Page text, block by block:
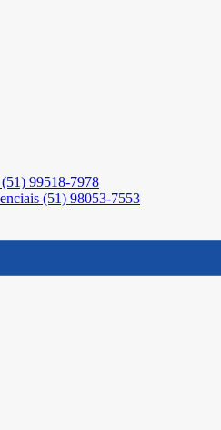
99518-7978
(51) 98053-7553